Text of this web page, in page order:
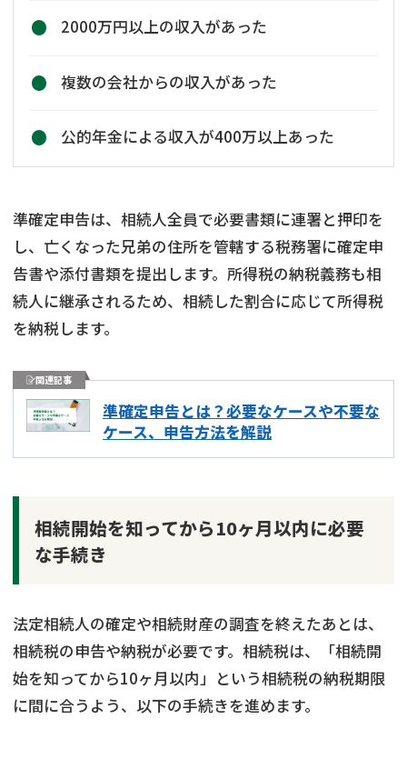
2000万円以上の収入があった
複数の会社からの収入があった
公的年金による収入が400万以上あった
準確定申告は、相続人全員で必要書類に連署と押印を
し、亡くなった兄弟の住所を管轄する税務署に確定申
告書や添付書類を提出します。所得税の納税義務も相
続人に継承されるため、相続した割合に応じて所得税
を納税します。
関連記事
準確定申告とは？必要なケースや不要な
ケース、申告方法を解説
相続開始を知ってから10ヶ月以内に必要
な手続き
法定相続人の確定や相続財産の調査を終えたあとは、
相続税の申告や納税が必要です。相続税は、「相続開
始を知ってから10ヶ月以内」という相続税の納税期限
に間に合うよう、以下の手続きを進めます。